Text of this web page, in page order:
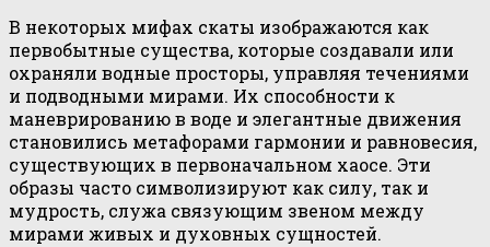
В некоторых мифах скаты изображаются как
первобытные существа, которые создавали или
охраняли водные просторы, управляя течениями
и подводными мирами. Их способности к
маневрированию в воде и элегантные движения
становились метафорами гармонии и равновесия,
существующих в первоначальном хаосе. Эти
образы часто символизируют как силу, так и
мудрость, служа связующим звеном между
мирами живых и духовных сущностей.